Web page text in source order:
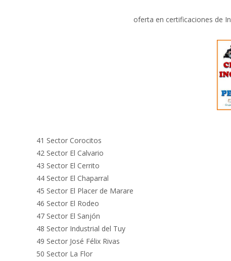
oferta en certificaciones de
41 Sector Corocitos
42 Sector El Calvario
43 Sector El Cerrito
44 Sector El Chaparral
45 Sector El Placer de Marare
46 Sector El Rodeo
47 Sector El Sanjón
48 Sector Industrial del Tuy
49 Sector José Félix Rivas
50 Sector La Flor